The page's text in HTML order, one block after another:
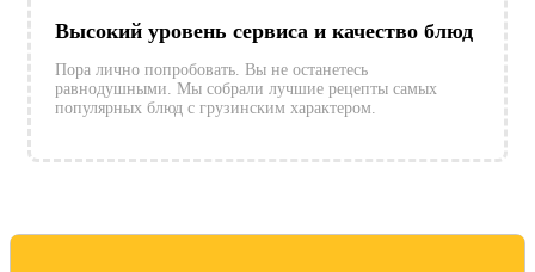
Высокий уровень сервиса и качество блюд
Пора лично попробовать. Вы не останетесь
равнодушными. Мы собрали лучшие рецепты самых
популярных блюд с грузинским характером.